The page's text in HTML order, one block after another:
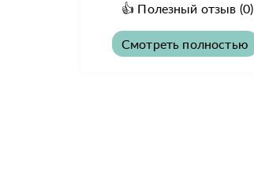
👍 Полезный отзыв (0)
Смотреть полностью